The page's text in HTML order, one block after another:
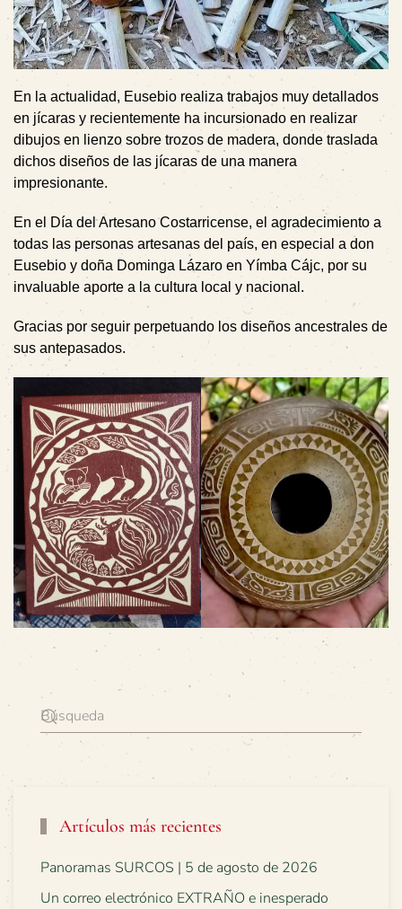
En la actualidad, Eusebio realiza trabajos muy detallados
en jícaras y recientemente ha incursionado en realizar
dibujos en lienzo sobre trozos de madera, donde traslada
dichos diseños de las jícaras de una manera
impresionante.
En el Día del Artesano Costarricense, el agradecimiento a
todas las personas artesanas del país, en especial a don
Eusebio y doña Dominga Lázaro en Yímba Cájc, por su
invaluable aporte a la cultura local y nacional.
Gracias por seguir perpetuando los diseños ancestrales de
sus antepasados.
Artículos más recientes
Panoramas SURCOS | 5 de agosto de 2026
Un correo electrónico EXTRAÑO e inesperado